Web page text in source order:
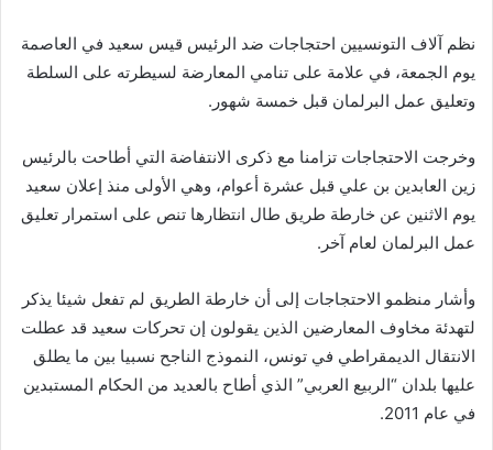
نظم آلاف التونسيين احتجاجات ضد الرئيس قيس سعيد في العاصمة
يوم الجمعة، في علامة على تنامي المعارضة لسيطرته على السلطة
وتعليق عمل البرلمان قبل خمسة شهور.
وخرجت الاحتجاجات تزامنا مع ذكرى الانتفاضة التي أطاحت بالرئيس
زين العابدين بن علي قبل عشرة أعوام، وهي الأولى منذ إعلان سعيد
يوم الاثنين عن خارطة طريق طال انتظارها تنص على استمرار تعليق
عمل البرلمان لعام آخر.
وأشار منظمو الاحتجاجات إلى أن خارطة الطريق لم تفعل شيئا يذكر
لتهدئة مخاوف المعارضين الذين يقولون إن تحركات سعيد قد عطلت
الانتقال الديمقراطي في تونس، النموذج الناجح نسبيا بين ما يطلق
عليها بلدان “الربيع العربي” الذي أطاح بالعديد من الحكام المستبدين
في عام 2011.